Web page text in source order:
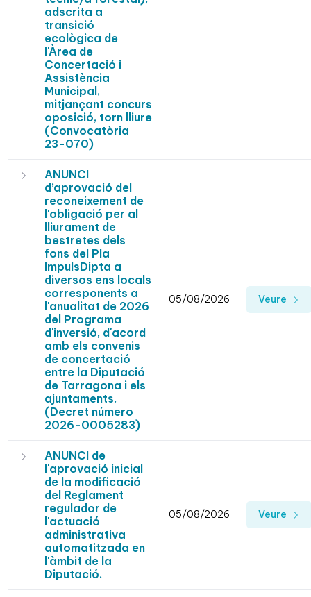
adscrita a
transició
ecològica de
l'Àrea de
Concertació i
Assistència
Municipal,
mitjançant concurs
oposició, torn lliure
(Convocatòria
23-070)
ANUNCI
d’aprovació del
reconeixement de
l'obligació per al
lliurament de
bestretes dels
fons del Pla
ImpulsDipta a
diversos ens locals
corresponents a
l'anualitat de 2026
del Programa
d'inversió, d'acord
amb els convenis
de concertació
entre la Diputació
de Tarragona i els
ajuntaments.
(Decret número
2026-0005283)
05/08/2026 Veure
ANUNCI de
l'aprovació inicial
de la modificació
del Reglament
regulador de
l'actuació
administrativa
automatitzada en
l'àmbit de la
Diputació.
05/08/2026 Veure